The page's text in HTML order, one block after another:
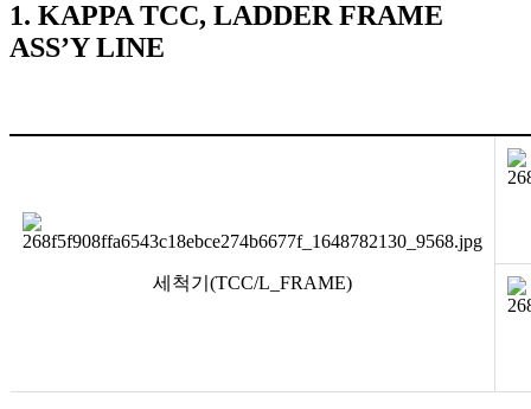
1. KAPPA TCC, LADDER FRAME
ASS’Y LINE
세척기(TCC/L_FRAME)